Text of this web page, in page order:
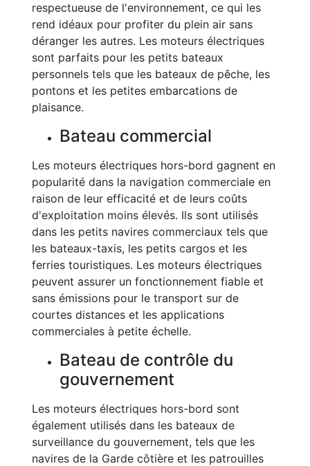
respectueuse de l'environnement, ce qui les
rend idéaux pour profiter du plein air sans
déranger les autres. Les moteurs électriques
sont parfaits pour les petits bateaux
personnels tels que les bateaux de pêche, les
pontons et les petites embarcations de
plaisance.
Bateau commercial
Les moteurs électriques hors-bord gagnent en
popularité dans la navigation commerciale en
raison de leur efficacité et de leurs coûts
d'exploitation moins élevés. Ils sont utilisés
dans les petits navires commerciaux tels que
les bateaux-taxis, les petits cargos et les
ferries touristiques. Les moteurs électriques
peuvent assurer un fonctionnement fiable et
sans émissions pour le transport sur de
courtes distances et les applications
commerciales à petite échelle.
Bateau de contrôle du
gouvernement
Les moteurs électriques hors-bord sont
également utilisés dans les bateaux de
surveillance du gouvernement, tels que les
navires de la Garde côtière et les patrouilles